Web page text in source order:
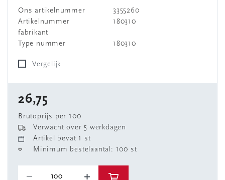
Ons artikelnummer
3355260
Artikelnummer
fabrikant
180310
Type nummer 180310
Vergelijk
26,75
Brutoprijs per 100
Verwacht over 5 werkdagen
Artikel bevat 1 st
Minimum bestelaantal: 100 st